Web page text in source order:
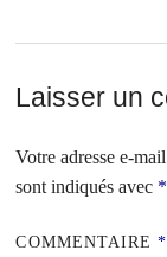
Laisser un
Votre adresse e-
sont indiqués avec *
COMMENTAIRE*